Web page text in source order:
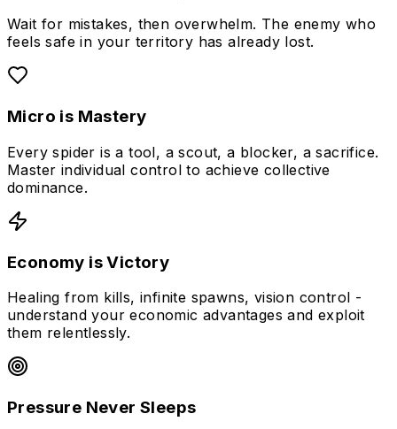
Wait for mistakes, then overwhelm. The enemy who
feels safe in your territory has already lost.
Micro is Mastery
Every spider is a tool, a scout, a blocker, a sacrifice.
Master individual control to achieve collective
dominance.
Economy is Victory
Healing from kills, infinite spawns, vision control -
understand your economic advantages and exploit
them relentlessly.
Pressure Never Sleeps